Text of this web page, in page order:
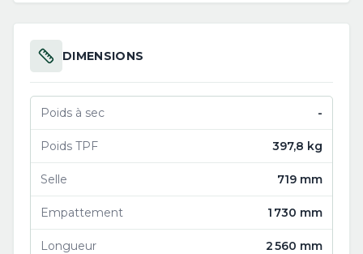
DIMENSIONS
Poids à sec -
Poids TPF 397,8 kg
Selle 719 mm
Empattement 1 730 mm
Longueur 2 560 mm